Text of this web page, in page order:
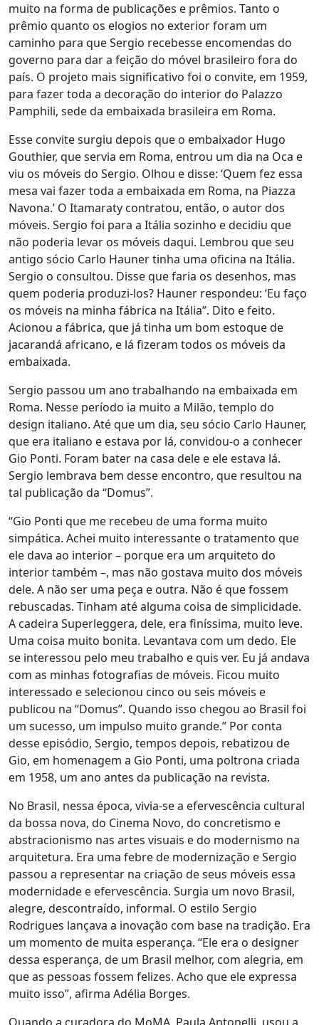
muito na forma de publicações e prêmios. Tanto o
prêmio quanto os elogios no exterior foram um
caminho para que Sergio recebesse encomendas do
governo para dar a feição do móvel brasileiro fora do
país. O projeto mais significativo foi o convite, em 1959,
para fazer toda a decoração do interior do Palazzo
Pamphili, sede da embaixada brasileira em Roma.
Esse convite surgiu depois que o embaixador Hugo
Gouthier, que servia em Roma, entrou um dia na Oca e
viu os móveis do Sergio. Olhou e disse: ‘Quem fez essa
mesa vai fazer toda a embaixada em Roma, na Piazza
Navona.’ O Itamaraty contratou, então, o autor dos
móveis. Sergio foi para a Itália sozinho e decidiu que
não poderia levar os móveis daqui. Lembrou que seu
antigo sócio Carlo Hauner tinha uma oficina na Itália.
Sergio o consultou. Disse que faria os desenhos, mas
quem poderia produzi-los? Hauner respondeu: ‘Eu faço
os móveis na minha fábrica na Itália”. Dito e feito.
Acionou a fábrica, que já tinha um bom estoque de
jacarandá africano, e lá fizeram todos os móveis da
embaixada.
Sergio passou um ano trabalhando na embaixada em
Roma. Nesse período ia muito a Milão, templo do
design italiano. Até que um dia, seu sócio Carlo Hauner,
que era italiano e estava por lá, convidou-o a conhecer
Gio Ponti. Foram bater na casa dele e ele estava lá.
Sergio lembrava bem desse encontro, que resultou na
tal publicação da “Domus”.
“Gio Ponti que me recebeu de uma forma muito
simpática. Achei muito interessante o tratamento que
ele dava ao interior – porque era um arquiteto do
interior também –, mas não gostava muito dos móveis
dele. A não ser uma peça e outra. Não é que fossem
rebuscadas. Tinham até alguma coisa de simplicidade.
A cadeira Superleggera, dele, era finíssima, muito leve.
Uma coisa muito bonita. Levantava com um dedo. Ele
se interessou pelo meu trabalho e quis ver. Eu já andava
com as minhas fotografias de móveis. Ficou muito
interessado e selecionou cinco ou seis móveis e
publicou na “Domus”. Quando isso chegou ao Brasil foi
um sucesso, um impulso muito grande.” Por conta
desse episódio, Sergio, tempos depois, rebatizou de
Gio, em homenagem a Gio Ponti, uma poltrona criada
em 1958, um ano antes da publicação na revista.
No Brasil, nessa época, vivia-se a efervescência cultural
da bossa nova, do Cinema Novo, do concretismo e
abstracionismo nas artes visuais e do modernismo na
arquitetura. Era uma febre de modernização e Sergio
passou a representar na criação de seus móveis essa
modernidade e efervescência. Surgia um novo Brasil,
alegre, descontraído, informal. O estilo Sergio
Rodrigues lançava a inovação com base na tradição. Era
um momento de muita esperança. “Ele era o designer
dessa esperança, de um Brasil melhor, com alegria, em
que as pessoas fossem felizes. Acho que ele expressa
muito isso”, afirma Adélia Borges.